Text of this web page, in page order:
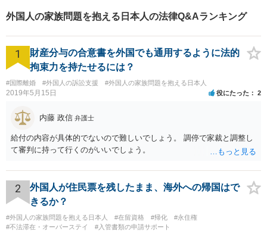
外国人の家族問題を抱える日本人の法律Q&Aランキング
1
財産分与の合意書を外国でも通用するように法的
拘束力を持たせるには？
#国際離婚 #外国人の訴訟支援 #外国人の家族問題を抱える日本人
2019年5月15日 役にたった 2
内藤 政信 弁護士
給付の内容が具体的でないので難しいでしょう。 調停で家裁と調整し
て審判に持って行くのがいいでしょう。
2
外国人が住民票を残したまま、海外への帰国はで
きるか？
#外国人の家族問題を抱える日本人 #在留資格 #帰化
#永住権
#不法滞在・オーバーステイ
#入管書類の申請サポート